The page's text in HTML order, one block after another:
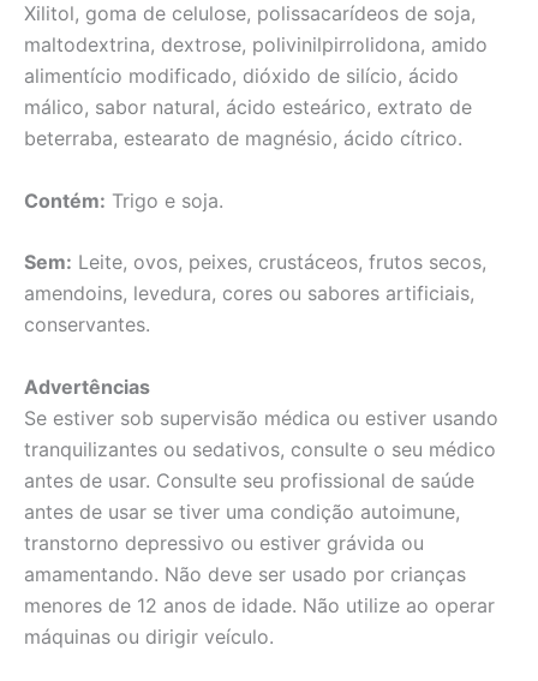
Xilitol, goma de celulose, polissacarídeos de soja,
maltodextrina, dextrose, polivinilpirrolidona, amido
alimentício modificado, dióxido de silício, ácido
málico, sabor natural, ácido esteárico, extrato de
beterraba, estearato de magnésio, ácido cítrico.
Contém: Trigo e soja.
Sem: Leite, ovos, peixes, crustáceos, frutos secos,
amendoins, levedura, cores ou sabores artificiais,
conservantes.
Advertências
Se estiver sob supervisão médica ou estiver usando
tranquilizantes ou sedativos, consulte o seu médico
antes de usar. Consulte seu profissional de saúde
antes de usar se tiver uma condição autoimune,
transtorno depressivo ou estiver grávida ou
amamentando. Não deve ser usado por crianças
menores de 12 anos de idade. Não utilize ao operar
máquinas ou dirigir veículo.